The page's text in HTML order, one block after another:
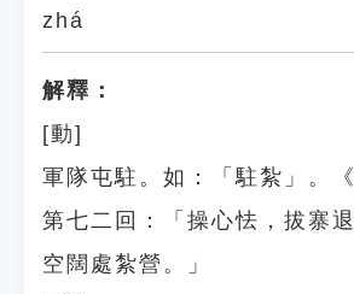
zhá
解釋：
[動]
軍隊屯駐。如：「駐紮」。
第七二回：「操心怯，拔寨
空闊處紮營。」